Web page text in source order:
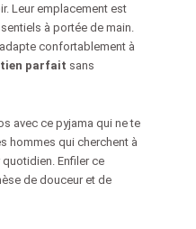
Leur emplacement est
à portée de main.
confortablement à
parfait sans
avec ce pyjama qui ne te
hommes qui cherchent à
Enfiler ce
de douceur et de